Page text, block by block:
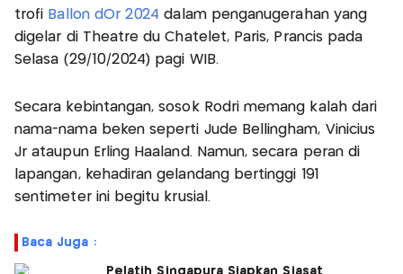
trofi Ballon dOr 2024dalam penganugerahan yang
digelar di Theatre du Chatelet, Paris, Prancis pada
Selasa (29/10/2024) pagi WIB.
Secara kebintangan, sosok Rodri memang kalah dari
nama-nama beken seperti Jude Bellingham, Vinicius
Jr ataupun Erling Haaland. Namun, secara peran di
lapangan, kehadiran gelandang bertinggi 191
sentimeter ini begitu krusial.
Baca Juga :
Pelatih Singapura Siapkan Siasat